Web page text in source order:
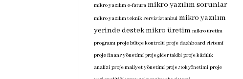
mikro yazılım e-fatura mikro yazılım sorunlar
mikro yazılım teknik servis istanbul mikro yazılım
yerinde destekmikro üretim mikro üretim
programı proje bütçe kontrolü proje dashboard sistemi
proje finans yönetimi proje gider takibi proje kârlılık
analizi proje maliyet yönetimi proje stok yönetimi proje